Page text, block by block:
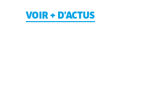
VOIR + D'ACTUS